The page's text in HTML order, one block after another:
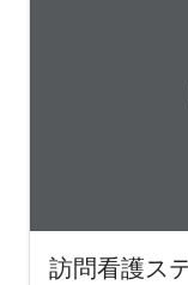
訪問看護ス